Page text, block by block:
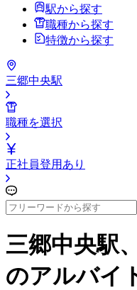
駅から探す
職種から探す
特徴から探す
三郷中央駅
職種を選択
正社員登用あり
三郷中央駅
のアルバイ